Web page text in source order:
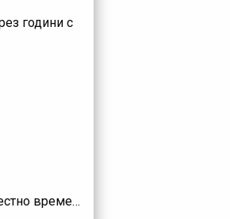
години с
време…